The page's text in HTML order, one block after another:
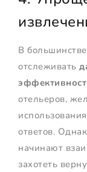
В
отслеживать
отельеров,
ответов.
начинают
захотеть